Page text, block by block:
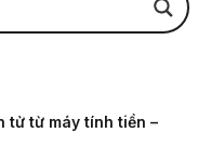
tử từ máy tính tiền –